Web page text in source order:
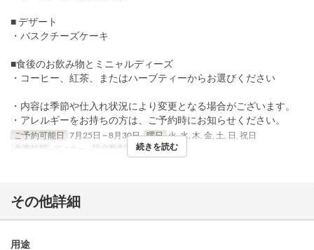
■ デザート
・バスクチーズケーキ
■食後のお飲み物とミニャルディーズ
・コーヒー、紅茶、またはハーブティーからお選びください
・内容は季節や仕入れ状況により変更となる場合がございます。
・アレルギーをお持ちの方は、ご予約時にお知らせください。
ご予約可能日 7月25日 ~ 8月30日 曜日 火, 水, 木, 金, 土, 日, 祝日
食事時間
ディナー 注文数制限 1 ~ 4
続きを読む
その他詳細
用途